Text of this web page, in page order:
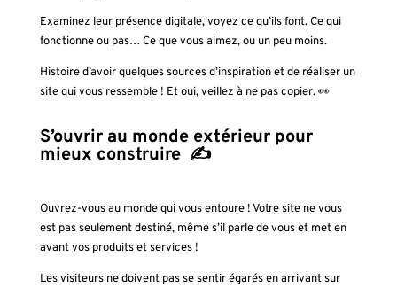
Examinez leur présence digitale, voyez ce qu’ils font. Ce qui
fonctionne ou pas… Ce que vous aimez, ou un peu moins.
Histoire d’avoir quelques sources d’inspiration et de réaliser un
site qui vous ressemble ! Et oui, veillez à ne pas copier. 👀
S’ouvrir au monde extérieur pour
mieux construire ✍️
Ouvrez-vous au monde qui vous entoure ! Votre site ne vous
est pas seulement destiné, même s’il parle de vous et met en
avant vos produits et services !
Les visiteurs ne doivent pas se sentir égarés en arrivant sur